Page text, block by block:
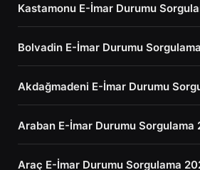
Kastamonu E-İmar Durumu
Bolvadin E-İmar Durumu
Akdağmadeni E-İmar Durumu
Araban E-İmar Durumu Sorgulama
Araç E-İmar Durumu Sorgulama